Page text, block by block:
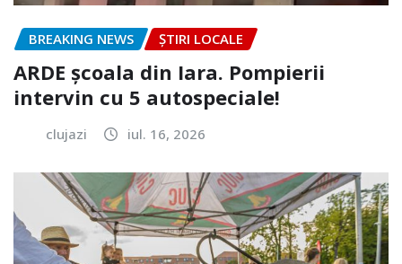
BREAKING NEWS ȘTIRI LOCALE
ARDE școala din Iara. Pompierii
intervin cu 5 autospeciale!
clujazi iul. 16, 2026